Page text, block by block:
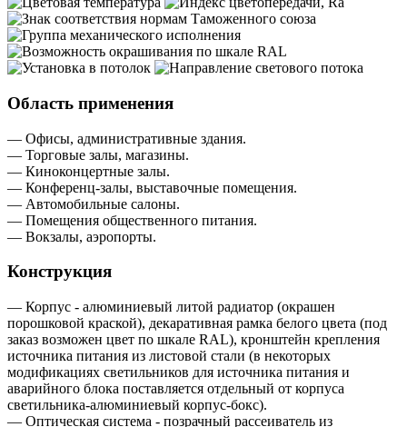
Область применения
— Офисы, административные здания.
— Торговые залы, магазины.
— Киноконцертные залы.
— Конференц-залы, выставочные помещения.
— Автомобильные салоны.
— Помещения общественного питания.
— Вокзалы, аэропорты.
Конструкция
— Корпус - алюминиевый литой радиатор (окрашен
порошковой краской), декаративная рамка белого цвета (под
заказ возможен цвет по шкале RAL), кронштейн крепления
источника питания из листовой стали (в некоторых
модификациях светильников для источника питания и
аварийного блока поставляется отдельный от корпуса
светильника-алюминиевый корпус-бокс).
— Оптическая система - позрачный рассеиватель из